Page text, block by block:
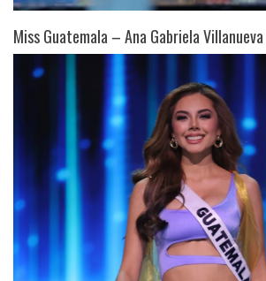
Miss Guatemala – Ana Gabriela Villanueva